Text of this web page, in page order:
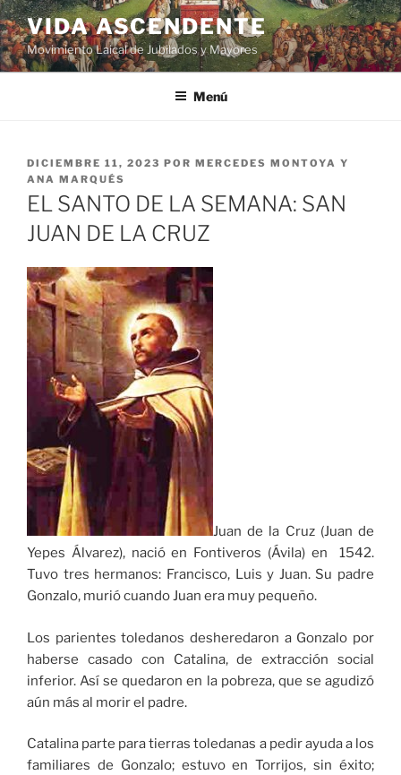
VIDA ASCENDENTE
Movimiento Laical de Jubilados y Mayores
Menú
DICIEMBRE 11, 2023 POR MERCEDES MONTOYA Y
ANA MARQUÉS
EL SANTO DE LA SEMANA: SAN
JUAN DE LA CRUZ
Juan de la Cruz (Juan de
Yepes Álvarez), nació en Fontiveros (Ávila) en 1542.
Tuvo tres hermanos: Francisco, Luis y Juan. Su padre
Gonzalo, murió cuando Juan era muy pequeño.
Los parientes toledanos desheredaron a Gonzalo por
haberse casado con Catalina, de extracción social
inferior. Así se quedaron en la pobreza, que se agudizó
aún más al morir el padre.
Catalina parte para tierras toledanas a pedir ayuda a los
familiares de Gonzalo; estuvo en Torrijos, sin éxito;